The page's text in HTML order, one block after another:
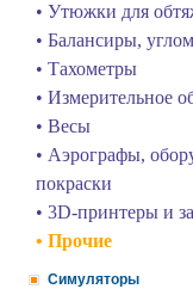
• Утюжки для
• Балансиры,
• Тахометры
• Измерительное
• Весы
• Аэрографы,
покраски
• 3D-принтеры и
• Прочие
Симуляторы